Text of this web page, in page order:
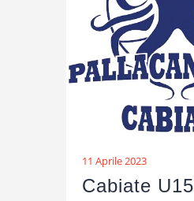
11 Aprile 2023
Cabiate U15